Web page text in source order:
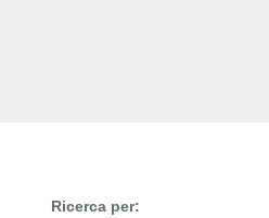
Ricerca per: